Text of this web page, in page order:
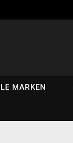
MARKEN